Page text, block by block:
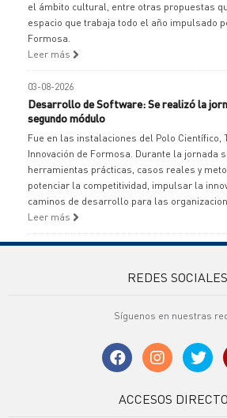
el ámbito cultural, entre otras propuestas
espacio que trabaja todo el año impulsado
Formosa.
Leer más
03-08-2026
Desarrollo de Software: Se realizó la
segundo módulo
Fue en las instalaciones del Polo Científico,
Innovación de Formosa. Durante la jornada
herramientas prácticas, casos reales y
potenciar la competitividad, impulsar la
caminos de desarrollo para las
Leer más
REDES SOCIALES
Síguenos en nuestras
ACCESOS